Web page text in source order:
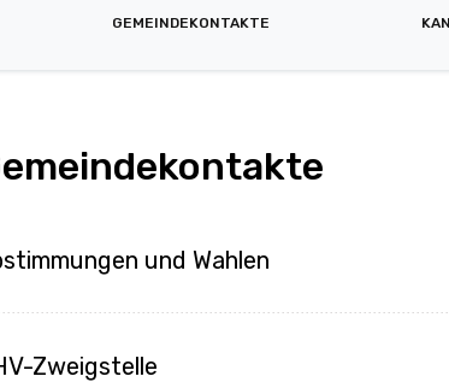
GEMEINDEKONTAKTE
und Wahlen
Zweigstelle